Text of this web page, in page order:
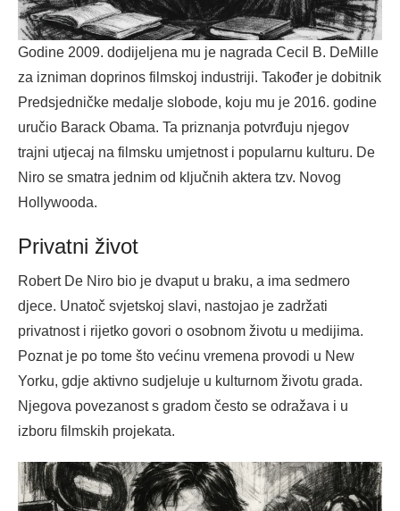
Godine 2009. dodijeljena mu je nagrada Cecil B. DeMille
za izniman doprinos filmskoj industriji. Također je dobitnik
Predsjedničke medalje slobode, koju mu je 2016. godine
uručio Barack Obama. Ta priznanja potvrđuju njegov
trajni utjecaj na filmsku umjetnost i popularnu kulturu. De
Niro se smatra jednim od ključnih aktera tzv. Novog
Hollywooda.
Privatni život
Robert De Niro bio je dvaput u braku, a ima sedmero
djece. Unatoč svjetskoj slavi, nastojao je zadržati
privatnost i rijetko govori o osobnom životu u medijima.
Poznat je po tome što većinu vremena provodi u New
Yorku, gdje aktivno sudjeluje u kulturnom životu grada.
Njegova povezanost s gradom često se odražava i u
izboru filmskih projekata.